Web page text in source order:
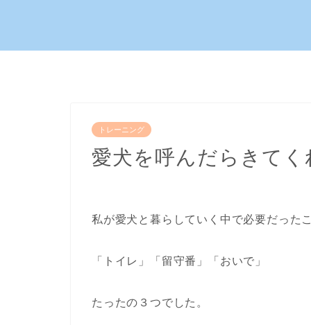
トレーニング
愛犬を呼んだらきて
私が愛犬と暮らしていく中で必要だった
「トイレ」「留守番」「おいで」
たったの３つでした。